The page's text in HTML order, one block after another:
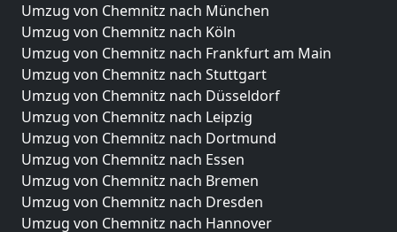
Umzug von Chemnitz nach München
Umzug von Chemnitz nach Köln
Umzug von Chemnitz nach Frankfurt am Main
Umzug von Chemnitz nach Stuttgart
Umzug von Chemnitz nach Düsseldorf
Umzug von Chemnitz nach Leipzig
Umzug von Chemnitz nach Dortmund
Umzug von Chemnitz nach Essen
Umzug von Chemnitz nach Bremen
Umzug von Chemnitz nach Dresden
Umzug von Chemnitz nach Hannover